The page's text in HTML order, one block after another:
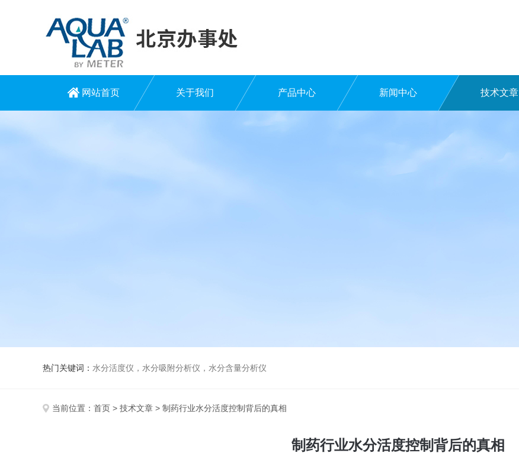
网站首页 关于我们 产品中心 新闻中心 技术文章
热门关键词： 水分活度仪，水分吸附分析仪，水分含量分析仪
当前位置： 首页 > 技术文章 > 制药行业水分活度控制背后的真相
制药行业水分活度控制背后的真相